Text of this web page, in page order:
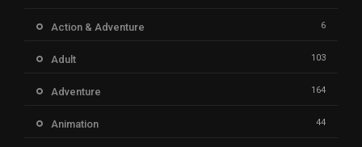
Action & Adventure 6
Adult 103
Adventure 164
Animation 44